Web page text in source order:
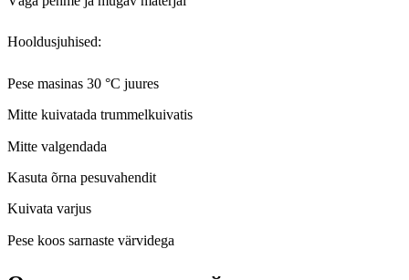
Hooldusjuhised:
Pese masinas 30 °C juures
Mitte kuivatada trummelkuivatis
Mitte valgendada
Kasuta õrna pesuvahendit
Kuivata varjus
Pese koos sarnaste värvidega